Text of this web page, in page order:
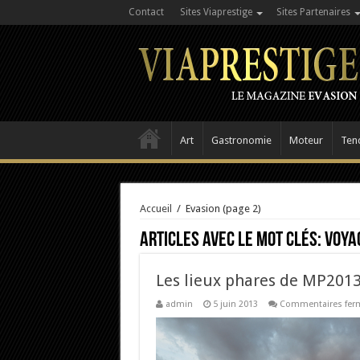
Contact Sites Viaprestige Sites Partenaires
Art Gastronomie Moteur
Accueil / Evasion (page 2)
Articles avec le mot clés:
Les lieux phares de MP2013
admin 5 juin 2013 Commentaires